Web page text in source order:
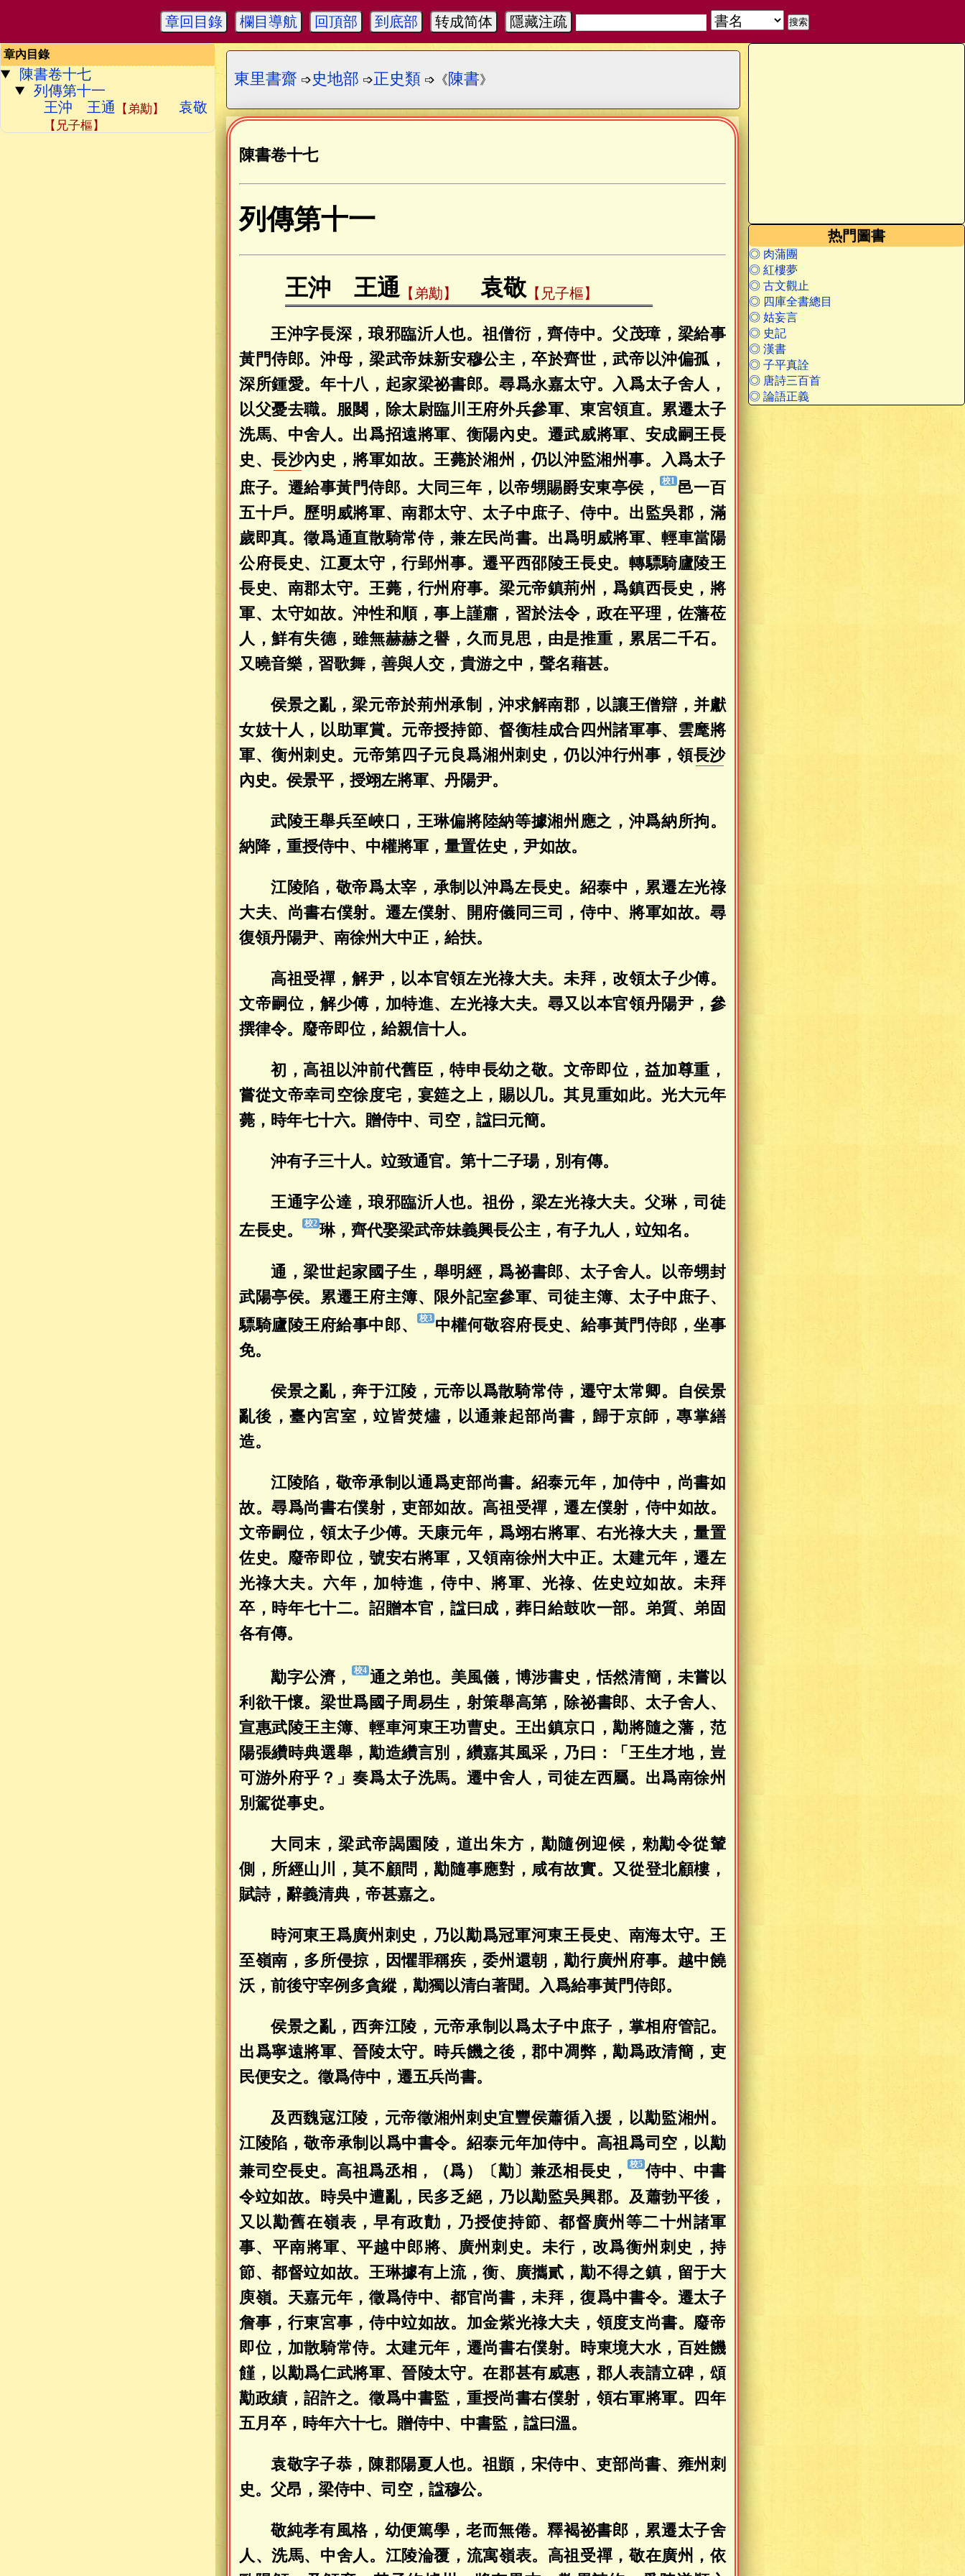
章回目錄 欄目導航 回頂部 到底部 转成简体 隱藏注疏
章內目錄
陳書卷十七
列傳第十一
王沖 王通
【弟勱】 袁敬
【兄子樞】
热門圖書
◎ 肉蒲團
◎ 紅樓夢
◎ 古文觀止
◎ 四庫全書總目
◎ 姑妄言
◎ 史記
◎ 漢書
◎ 子平真詮
◎ 唐詩三百首
◎ 論語正義
東里書齋 ➩ 史地部 ➩正史類 ➩《陳書》
陳書卷十七
列傳第十一
王沖 王通【弟勱】 袁敬【兄子樞】
王沖字長深，琅邪臨沂人也。祖僧衍，齊侍中。父茂璋，梁給事
黃門侍郎。沖母，梁武帝妹新安穆公主，卒於齊世，武帝以沖偏孤，
深所鍾愛。年十八，起家梁祕書郎。尋爲永嘉太守。入爲太子舍人，
以父憂去職。服闋，除太尉臨川王府外兵參軍、東宮領直。累遷太子
洗馬、中舍人。出爲招遠將軍、衡陽內史。遷武威將軍、安成嗣王長
史、長沙內史，將軍如故。王薨於湘州，仍以沖監湘州事。入爲太子
庶子。遷給事黃門侍郎。大同三年，以帝甥賜爵安東亭侯，
邑一百
五十戶。歷明威將軍、南郡太守、太子中庶子、侍中。出監吳郡，滿
歲即真。徵爲通直散騎常侍，兼左民尚書。出爲明威將軍、輕車當陽
公府長史、江夏太守，行郢州事。遷平西邵陵王長史。轉驃騎廬陵王
長史、南郡太守。王薨，行州府事。梁元帝鎮荊州，爲鎮西長史，將
軍、太守如故。沖性和順，事上謹肅，習於法令，政在平理，佐藩莅
人，鮮有失德，雖無赫赫之譽，久而見思，由是推重，累居二千石。
又曉音樂，習歌舞，善與人交，貴游之中，聲名藉甚。
侯景之亂，梁元帝於荊州承制，沖求解南郡，以讓王僧辯，并獻
女妓十人，以助軍賞。元帝授持節、督衡桂成合四州諸軍事、雲麾將
軍、衡州刺史。元帝第四子元良爲湘州刺史，仍以沖行州事，領長沙
內史。侯景平，授翊左將軍、丹陽尹。
武陵王舉兵至峽口，王琳偏將陸納等據湘州應之，沖爲納所拘。
納降，重授侍中、中權將軍，量置佐史，尹如故。
江陵陷，敬帝爲太宰，承制以沖爲左長史。紹泰中，累遷左光祿
大夫、尚書右僕射。遷左僕射、開府儀同三司，侍中、將軍如故。尋
復領丹陽尹、南徐州大中正，給扶。
高祖受禪，解尹，以本官領左光祿大夫。未拜，改領太子少傅。
文帝嗣位，解少傅，加特進、左光祿大夫。尋又以本官領丹陽尹，參
撰律令。廢帝即位，給親信十人。
初，高祖以沖前代舊臣，特申長幼之敬。文帝即位，益加尊重，
嘗從文帝幸司空徐度宅，宴筵之上，賜以几。其見重如此。光大元年
薨，時年七十六。贈侍中、司空，諡曰元簡。
沖有子三十人。竝致通官。第十二子瑒，別有傳。
王通字公達，琅邪臨沂人也。祖份，梁左光祿大夫。父琳，司徒
左長史。
琳，齊代娶梁武帝妹義興長公主，有子九人，竝知名。
通，梁世起家國子生，舉明經，爲祕書郎、太子舍人。以帝甥封
武陽亭侯。累遷王府主簿、限外記室參軍、司徒主簿、太子中庶子、
驃騎廬陵王府給事中郎、
中權何敬容府長史、給事黃門侍郎，坐事
免。
侯景之亂，奔于江陵，元帝以爲散騎常侍，遷守太常卿。自侯景
亂後，臺內宮室，竝皆焚燼，以通兼起部尚書，歸于京師，專掌繕
造。
江陵陷，敬帝承制以通爲吏部尚書。紹泰元年，加侍中，尚書如
故。尋爲尚書右僕射，吏部如故。高祖受禪，遷左僕射，侍中如故。
文帝嗣位，領太子少傅。天康元年，爲翊右將軍、右光祿大夫，量置
佐史。廢帝即位，號安右將軍，又領南徐州大中正。太建元年，遷左
光祿大夫。六年，加特進，侍中、將軍、光祿、佐史竝如故。未拜
卒，時年七十二。詔贈本官，諡曰成，葬日給鼓吹一部。弟質、弟固
各有傳。
勱字公濟，
通之弟也。美風儀，博涉書史，恬然清簡，未嘗以
利欲干懷。梁世爲國子周易生，射策舉高第，除祕書郎、太子舍人、
宣惠武陵王主簿、輕車河東王功曹史。王出鎮京口，勱將隨之藩，范
陽張纘時典選舉，勱造纘言別，纘嘉其風采，乃曰：「王生才地，豈
可游外府乎？」奏爲太子洗馬。遷中舍人，司徒左西屬。出爲南徐州
別駕從事史。
大同末，梁武帝謁園陵，道出朱方，勱隨例迎候，勑勱令從輦
側，所經山川，莫不顧問，勱隨事應對，咸有故實。又從登北顧樓，
賦詩，辭義清典，帝甚嘉之。
時河東王爲廣州刺史，乃以勱爲冠軍河東王長史、南海太守。王
至嶺南，多所侵掠，因懼罪稱疾，委州還朝，勱行廣州府事。越中饒
沃，前後守宰例多貪縱，勱獨以清白著聞。入爲給事黃門侍郎。
侯景之亂，西奔江陵，元帝承制以爲太子中庶子，掌相府管記。
出爲寧遠將軍、晉陵太守。時兵饑之後，郡中凋弊，勱爲政清簡，吏
民便安之。徵爲侍中，遷五兵尚書。
及西魏寇江陵，元帝徵湘州刺史宜豐侯蕭循入援，以勱監湘州。
江陵陷，敬帝承制以爲中書令。紹泰元年加侍中。高祖爲司空，以勱
兼司空長史。高祖爲丞相，（爲）〔勱〕兼丞相長史，
侍中、中書
令竝如故。時吳中遭亂，民多乏絕，乃以勱監吳興郡。及蕭勃平後，
又以勱舊在嶺表，早有政勣，乃授使持節、都督廣州等二十州諸軍
事、平南將軍、平越中郎將、廣州刺史。未行，改爲衡州刺史，持
節、都督竝如故。王琳據有上流，衡、廣攜貳，勱不得之鎮，留于大
庾嶺。天嘉元年，徵爲侍中、都官尚書，未拜，復爲中書令。遷太子
詹事，行東宮事，侍中竝如故。加金紫光祿大夫，領度支尚書。廢帝
即位，加散騎常侍。太建元年，遷尚書右僕射。時東境大水，百姓饑
饉，以勱爲仁武將軍、晉陵太守。在郡甚有威惠，郡人表請立碑，頌
勱政績，詔許之。徵爲中書監，重授尚書右僕射，領右軍將軍。四年
五月卒，時年六十七。贈侍中、中書監，諡曰溫。
袁敬字子恭，陳郡陽夏人也。祖顗，宋侍中、吏部尚書、雍州刺
史。父昂，梁侍中、司空，諡穆公。
敬純孝有風格，幼便篤學，老而無倦。釋褐祕書郎，累遷太子舍
人、洗馬、中舍人。江陵淪覆，流寓嶺表。高祖受禪，敬在廣州，依